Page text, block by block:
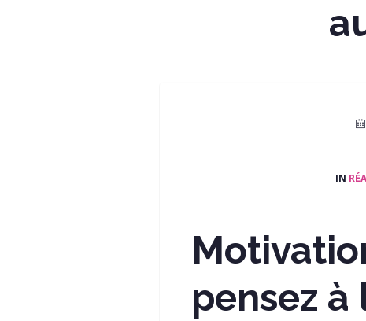
IN
pensez à